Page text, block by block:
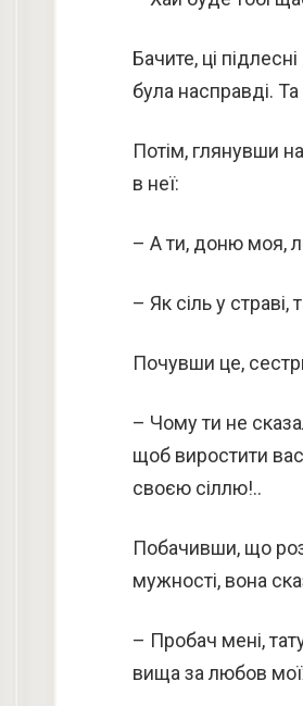
Бачите, ці
була насправді.
Потім, глянувши
в неї:
– А ти, доню моя,
– Як сіль у
Почувши це,
– Чому ти не
щоб виростити
своєю сіллю!..
Побачивши, що
мужності, вона
– Пробач мені,
вища за любов